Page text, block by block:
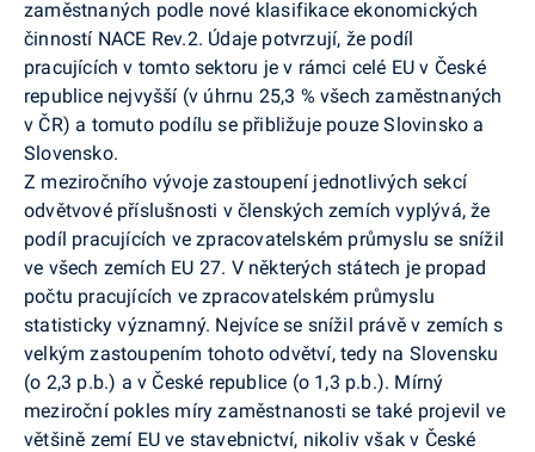
zaměstnaných podle nové klasifikace ekonomických
činností NACE Rev.2. Údaje potvrzují, že podíl
pracujících v tomto sektoru je v rámci celé EU v České
republice nejvyšší (v úhrnu 25,3 % všech zaměstnaných
v ČR) a tomuto podílu se přibližuje pouze Slovinsko a
Slovensko.
Z meziročního vývoje zastoupení jednotlivých sekcí
odvětvové příslušnosti v členských zemích vyplývá, že
podíl pracujících ve zpracovatelském průmyslu se snížil
ve všech zemích EU 27. V některých státech je propad
počtu pracujících ve zpracovatelském průmyslu
statisticky významný. Nejvíce se snížil právě v zemích s
velkým zastoupením tohoto odvětví, tedy na Slovensku
(o 2,3 p.b.) a v České republice (o 1,3 p.b.). Mírný
meziroční pokles míry zaměstnanosti se také projevil ve
většině zemí EU ve stavebnictví, nikoliv však v České